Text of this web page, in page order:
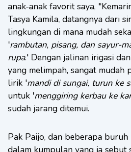
anak-anak favorit saya,
Tasya Kamila, datangnya dari
lingkungan di mana mudah
'rambutan, pisang, dan sayur-
rupa.' Dengan jalinan irigasi
yang melimpah, sangat mudah
lirik 'mandi di sungai, turun ke
untuk 'menggiring kerbau ke
sudah jarang ditemui.
Pak Paijo, dan beberapa buruh
dalam kumpulan yang ia sebut